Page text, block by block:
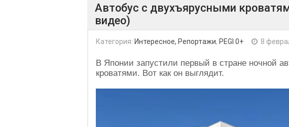
Автобус с двухъярусными
видео)
Категория: Интересное, Репортажи, PEGI 0+ 8
В Японии запустили первый в стране ночной
кроватями. Вот как он выглядит.